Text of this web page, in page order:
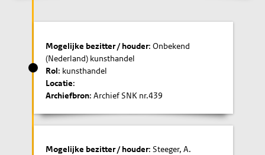
Mogelijke bezitter / houder: Onbekend
(Nederland) kunsthandel
Rol: kunsthandel
Locatie:
Archiefbron: Archief SNK nr.439
Mogelijke bezitter / houder: Steeger, A.